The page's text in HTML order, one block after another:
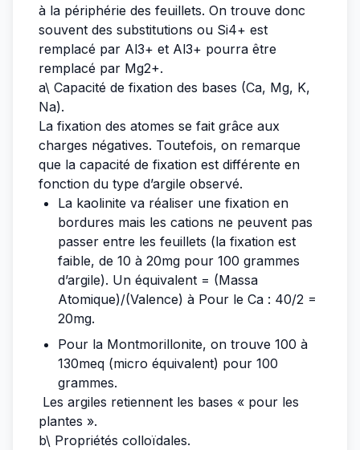
à la périphérie des feuillets. On trouve donc
souvent des substitutions ou Si4+ est
remplacé par Al3+ et Al3+ pourra être
remplacé par Mg2+.
a\ Capacité de fixation des bases (Ca, Mg, K,
Na).
La fixation des atomes se fait grâce aux
charges négatives. Toutefois, on remarque
que la capacité de fixation est différente en
fonction du type d’argile observé.
La kaolinite va réaliser une fixation en
bordures mais les cations ne peuvent pas
passer entre les feuillets (la fixation est
faible, de 10 à 20mg pour 100 grammes
d’argile). Un équivalent = (Massa
Atomique)/(Valence) à Pour le Ca : 40/2 =
20mg.
Pour la Montmorillonite, on trouve 100 à
130meq (micro équivalent) pour 100
grammes.
Les argiles retiennent les bases « pour les
plantes ».
b\ Propriétés colloïdales.